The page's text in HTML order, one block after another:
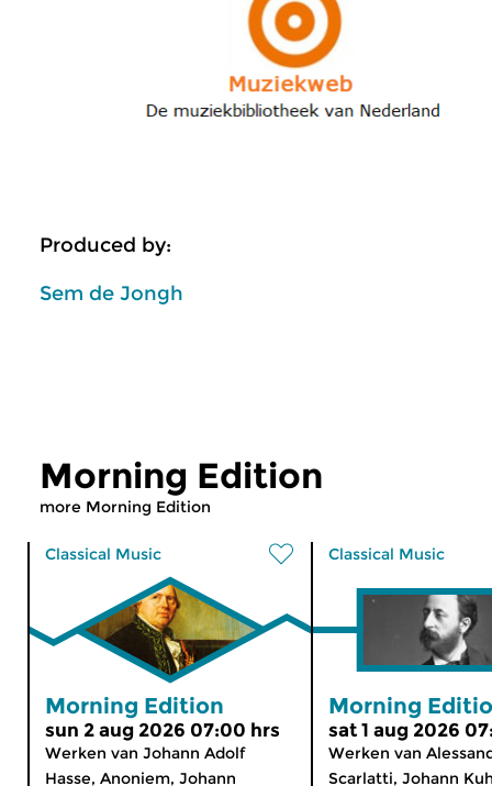
Produced by:
Sem de Jongh
Morning Edition
more Morning Edition
Classical Music
Morning Edition
sun 2 aug 2026 07:00 hrs
Werken van Johann Adolf
Hasse, Anoniem, Johann
Classical Music
Morning
sat 1 aug 2026
Werken van
Scarlatti, Johann